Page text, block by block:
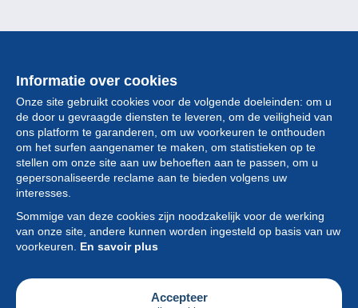
Informatie over cookies
Onze site gebruikt cookies voor de volgende doeleinden: om u
de door u gevraagde diensten te leveren, om de veiligheid van
ons platform te garanderen, om uw voorkeuren te onthouden
om het surfen aangenamer te maken, om statistieken op te
stellen om onze site aan uw behoeften aan te passen, om u
gepersonaliseerde reclame aan te bieden volgens uw
interesses.
Sommige van deze cookies zijn noodzakelijk voor de werking
van onze site, andere kunnen worden ingesteld op basis van uw
voorkeuren. En savoir plus
Accepteer
Collectie
Nieuws
Functie
Vereniging